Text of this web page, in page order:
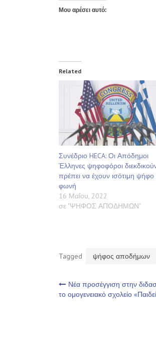
Μου αρέσει αυτό:
Related
Συνέδριο HECA: Οι Απόδημοι
Έλληνες ψηφοφόροι
πρέπει να έχουν ισότιμη ψήφο
φωνή
16 Μαΐου, 2022
σε "ΨΗΦΟΣ ΑΠΟΔΗΜΩΝ"
Tagged ψήφος αποδήμων
Πλοήγηση
Νέα προσέγγιση στην
το ομογενειακό σχολείο